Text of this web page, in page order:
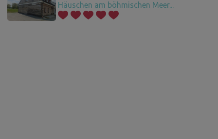
Häuschen am böhmischen Meer...